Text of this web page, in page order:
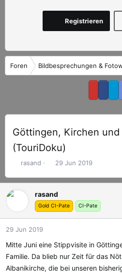
Registrieren
Foren Bildbesprechungen &
Göttingen, Kirchen
(TouriDoku)
E
s
t
l
l
e
rasand
E
s
t
e
l
l
m
29 Jun 2019
rasand
Gold CI-Pate CI-Pate
29 Jun 2019
Mitte Juni eine Stippvisite in
Familie. Da blieb nur Zeit für das
Albanikirche, die bei unseren